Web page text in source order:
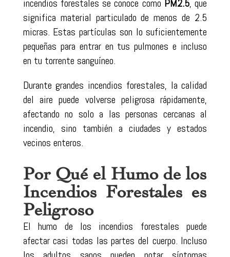
incendios forestales se conoce como PM2.5, que
significa material particulado de menos de 2.5
micras. Estas partículas son lo suficientemente
pequeñas para entrar en tus pulmones e incluso
en tu torrente sanguíneo.
Durante grandes incendios forestales, la calidad
del aire puede volverse peligrosa rápidamente,
afectando no solo a las personas cercanas al
incendio, sino también a ciudades y estados
vecinos enteros.
Por Qué el Humo de los
Incendios Forestales es
Peligroso
El humo de los incendios forestales puede
afectar casi todas las partes del cuerpo. Incluso